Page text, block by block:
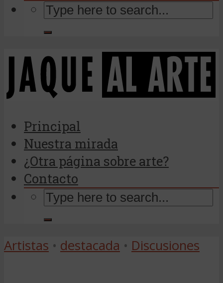
Principal
Nuestra mirada
¿Otra página sobre arte?
Contacto
Artistas • destacada • Discusiones